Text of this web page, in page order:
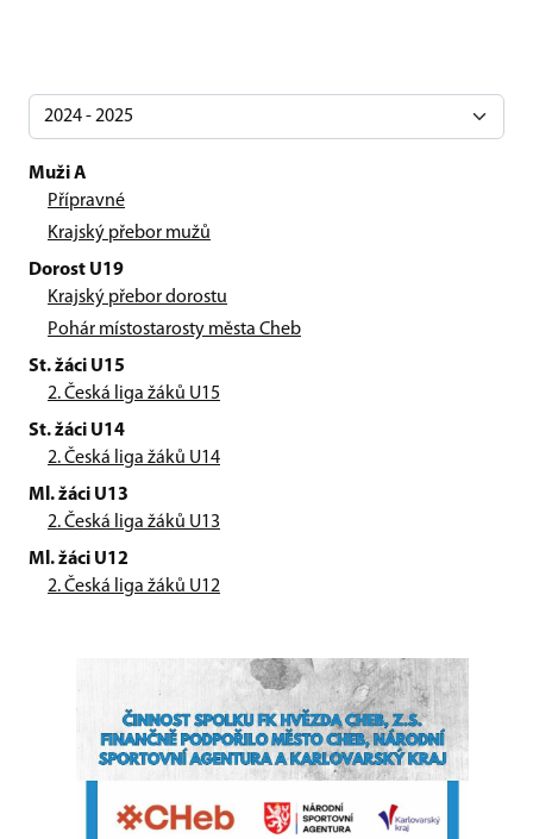
Muži A
Přípravné
Krajský přebor mužů
Dorost U19
Krajský přebor dorostu
Pohár místostarosty města Cheb
St. žáci U15
2. Česká liga žáků U15
St. žáci U14
2. Česká liga žáků U14
Ml. žáci U13
2. Česká liga žáků U13
Ml. žáci U12
2. Česká liga žáků U12